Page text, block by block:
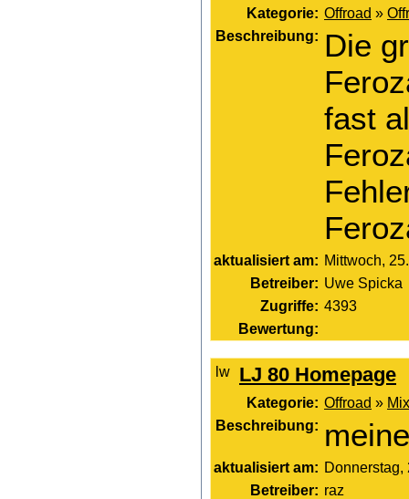
Kategorie: Offroad »
Beschreibung: Die
fast
aktualisiert am: Mittwoch,
Betreiber: Uwe Spicka
Zugriffe: 4393
Bewertung:
LJ 80 Homepage
Kategorie: Offroad » Mix
Beschreibung:
aktualisiert am: Donnerstag,
Betreiber: raz